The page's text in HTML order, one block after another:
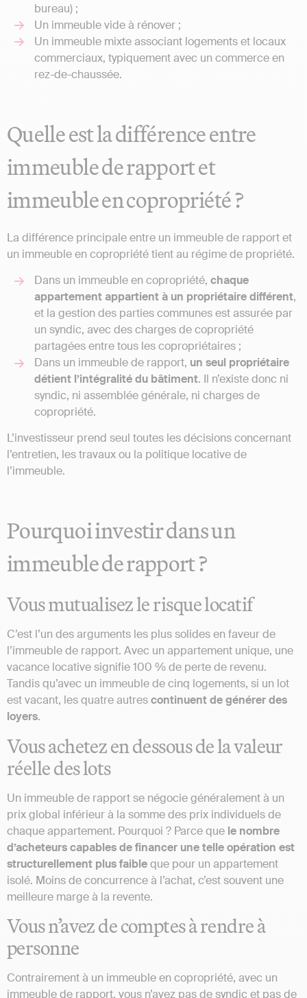
bureau) ;
Un immeuble vide à rénover ;
Un immeuble mixte associant logements et locaux
commerciaux, typiquement avec un commerce en
rez-de-chaussée.
Quelle est la différence entre
immeuble de rapport et
immeuble en copropriété ?
La différence principale entre un immeuble de rapport et
un immeuble en copropriété tient au régime de propriété.
Dans un immeuble en copropriété, chaque
appartement appartient à un propriétaire différent,
et la gestion des parties communes est assurée par
un syndic, avec des charges de copropriété
partagées entre tous les copropriétaires ;
Dans un immeuble de rapport, un seul propriétaire
détient l’intégralité du bâtiment. Il n’existe donc ni
syndic, ni assemblée générale, ni charges de
copropriété.
L’investisseur prend seul toutes les décisions concernant
l’entretien, les travaux ou la politique locative de
l’immeuble.
Pourquoi investir dans un
immeuble de rapport ?
Vous mutualisez le risque locatif
C’est l’un des arguments les plus solides en faveur de
l’immeuble de rapport. Avec un appartement unique, une
vacance locative signifie 100 % de perte de revenu.
Tandis qu’avec un immeuble de cinq logements, si un lot
est vacant, les quatre autrescontinuent de générer des
loyers.
Vous achetez en dessous de la valeur
réelle des lots
Un immeuble de rapport se négocie généralement à un
prix global inférieur à la somme des prix individuels de
chaque appartement. Pourquoi ? Parce que le nombre
d’acheteurs capables de financer une telle opération est
structurellement plus faibleque pour un appartement
isolé. Moins de concurrence à l’achat, c’est souvent une
meilleure marge à la revente.
Vous n’avez de comptes à rendre à
personne
Contrairement à un immeuble en copropriété, avec un
immeuble de rapport, vous n’avez pas de syndic et pas de